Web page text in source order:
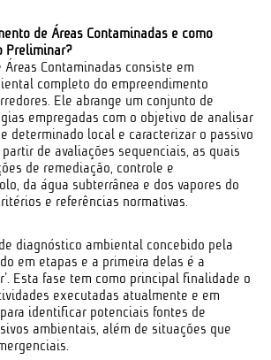
de Áreas Contaminadas e como
Preliminar?
Áreas Contaminadas consiste em
completo do empreendimento
Ele abrange um conjunto de
empregadas com o objetivo de analisar
determinado local e caracterizar o passivo
de avaliações sequenciais, as quais
de remediação, controle e
da água subterrânea e dos vapores do
e referências normativas.
diagnóstico ambiental concebido pela
em etapas e a primeira delas é a
Esta fase tem como principal finalidade o
executadas atualmente e em
identificar potenciais fontes de
ambientais, além de situações que